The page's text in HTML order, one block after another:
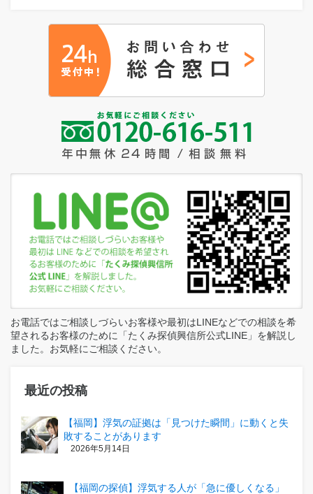
お電話ではご相談しづらいお客様や最初はLINEなどでの相談を希
望されるお客様のために「たくみ探偵興信所公式LINE」を解説し
ました。お気軽にご相談ください。
最近の投稿
【福岡】浮気の証拠は「見つけた瞬間」に動くと失
敗することがあります
2026年5月14日
【福岡の探偵】浮気する人が「急に優しくなる」